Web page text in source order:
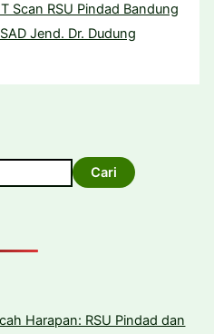
Scan RSU Pindad Bandung
Jend. Dr. Dudung
Cari
Harapan: RSU Pindad dan